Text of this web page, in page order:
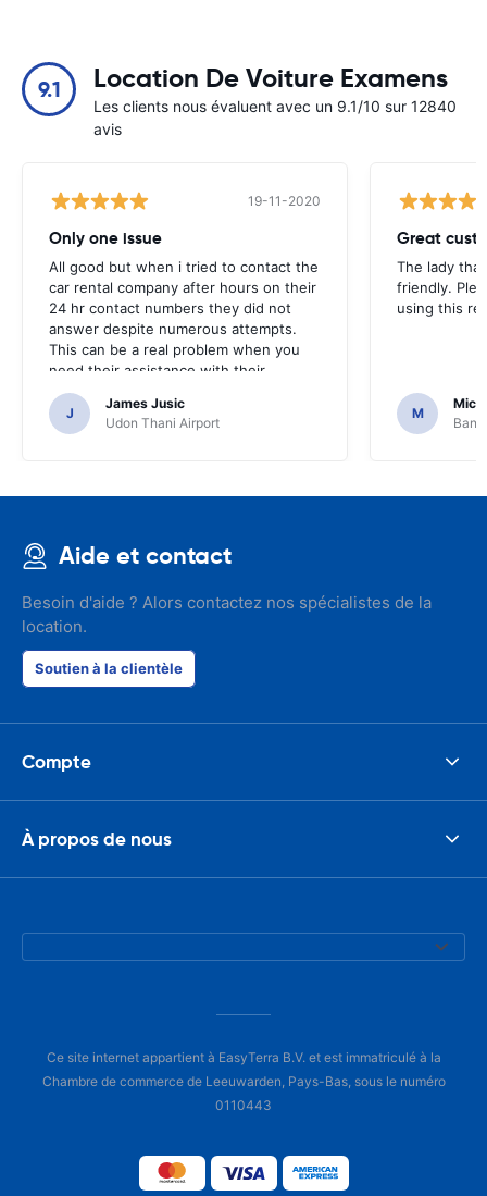
9.1 Location De Voiture Examens
Les clients nous évaluent avec un 9.1/10 sur 12840
avis
19-11-2020
Only one issue
All good but when i tried to contact the
car rental company after hours on their
24 hr contact numbers they did not
answer despite numerous attempts.
This can be a real problem when you
need their assistance with their
services or car.
J
James Jusic
Udon Thani Airport
Great
The lady
friendly.
using this
M
Aide et contact
Besoin d'aide ? Alors contactez nos spécialistes de la
location.
Soutien à la clientèle
Compte
À propos de nous
Ce site internet appartient à EasyTerra B.V. et est immatriculé à la
Chambre de commerce de Leeuwarden, Pays-Bas, sous le numéro
0110443